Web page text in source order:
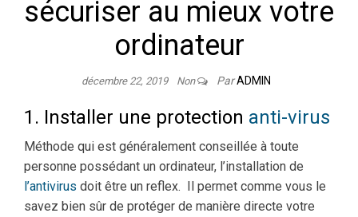
sécuriser au mieux votre
ordinateur
décembre 22, 2019 Non ParADMIN
1. Installer une protection anti-virus
Méthode qui est généralement conseillée à toute
personne possédant un ordinateur, l’installation de
l’antivirus doit être un reflex. Il permet comme vous le
savez bien sûr de protéger de manière directe votre